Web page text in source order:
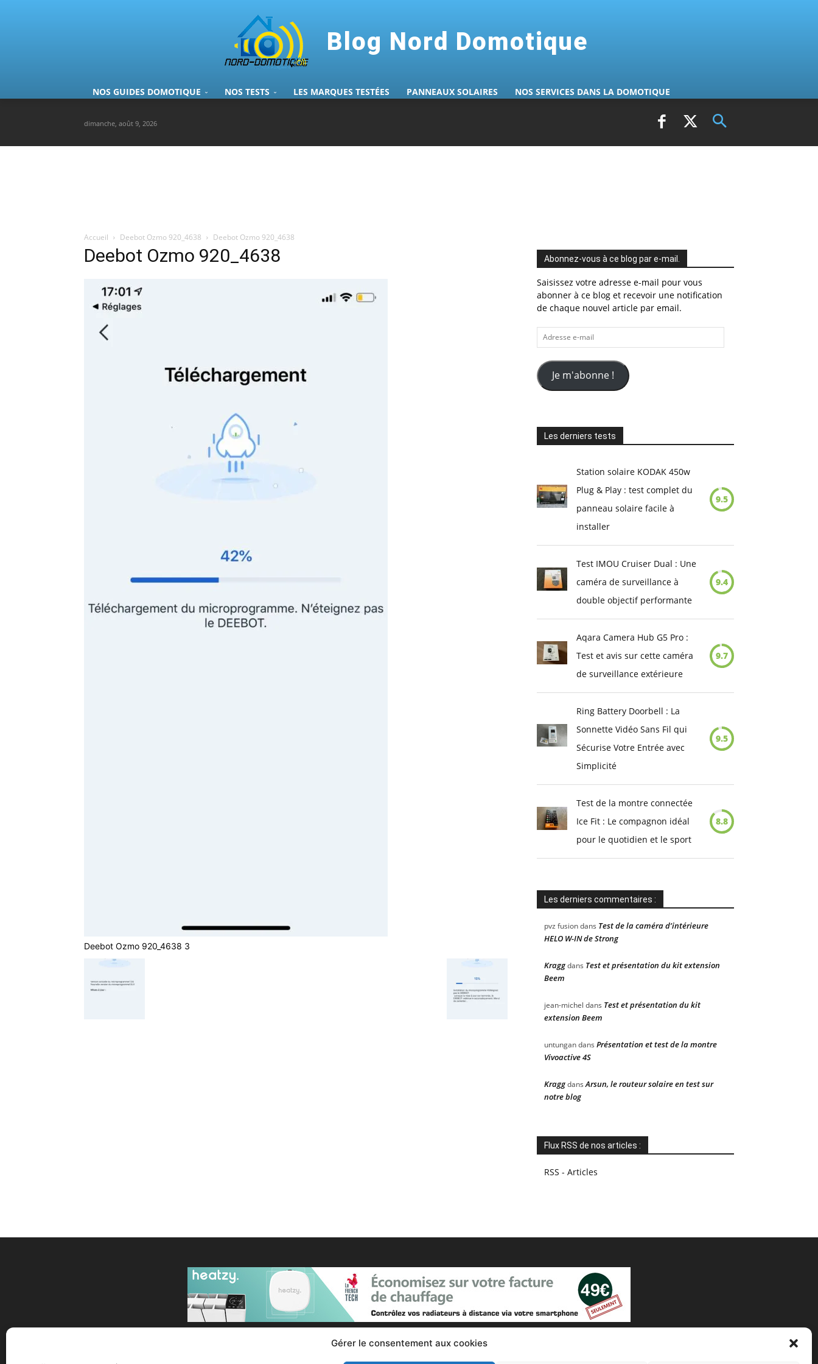
Gérer le consentement aux cookies
Blog Nord Domotique
NOS GUIDES DOMOTIQUE NOS TESTS LES MARQUES TESTÉES PANNEAUX SOLAIRES NOS SERVICES DANS LA DOMOTIQUE
dimanche, août 9, 2026
Accueil Deebot Ozmo 920_4638 Deebot Ozmo 920_4638
Deebot Ozmo 920_4638
Deebot Ozmo 920_4638 3
Abonnez-vous à ce blog par e-mail.
Saisissez votre adresse e-mail pour vous
abonner à ce blog et recevoir une notification
de chaque nouvel article par email.
Adresse
e-
mail
Je m'abonne !
Les derniers tests
Station solaire KODAK 450w
Plug & Play : test complet du
panneau solaire facile à
installer
9.5
Test IMOU Cruiser Dual : Une
caméra de surveillance à
double objectif performante
9.4
Aqara Camera Hub G5 Pro :
Test et avis sur cette caméra
de surveillance extérieure
9.7
Ring Battery Doorbell : La
Sonnette Vidéo Sans Fil qui
Sécurise Votre Entrée avec
Simplicité
9.5
Test de la montre connectée
Ice Fit : Le compagnon idéal
pour le quotidien et le sport
8.8
Les derniers commentaires :
pvz fusiondans Test de la caméra d’intérieure
HELO W-IN de Strong
Kraggdans Test et présentation du kit extension
Beem
jean-michel dans Test et présentation du kit
extension Beem
untungandans Présentation et test de la montre
Vivoactive 4S
KraggdansArsun, le routeur solaire en test sur
notre blog
Flux RSS de nos articles :
RSS - Articles